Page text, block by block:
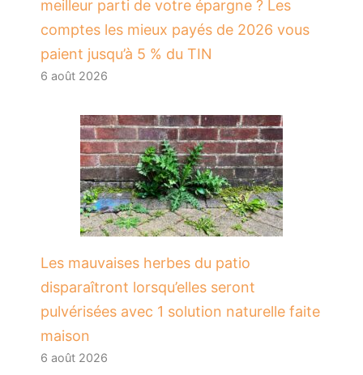
meilleur parti de votre épargne ? Les
comptes les mieux payés de 2026 vous
paient jusqu’à 5 % du TIN
6 août 2026
Les mauvaises herbes du patio
disparaîtront lorsqu’elles seront
pulvérisées avec 1 solution naturelle faite
maison
6 août 2026